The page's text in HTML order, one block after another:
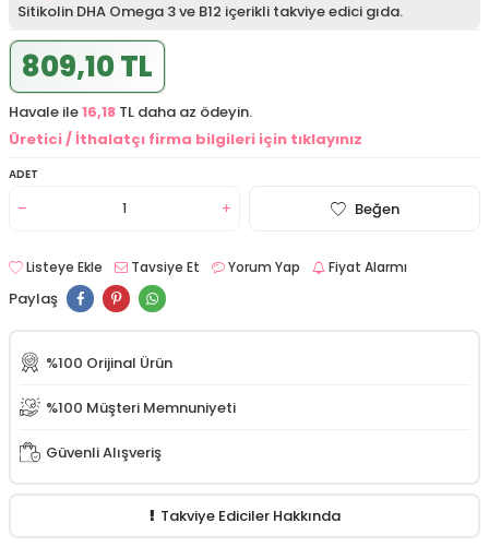
Sitikolin DHA Omega 3 ve B12 içerikli takviye edici gıda.
809,10 TL
Havale ile16,18 TL daha az ödeyin.
Üretici / İthalatçı firma bilgileri için tıklayınız
ADET
Beğen
Listeye Ekle Tavsiye Et Yorum Yap Fiyat Alarmı
Paylaş
%100 Orijinal Ürün
%100 Müşteri Memnuniyeti
Güvenli Alışveriş
Takviye Ediciler Hakkında